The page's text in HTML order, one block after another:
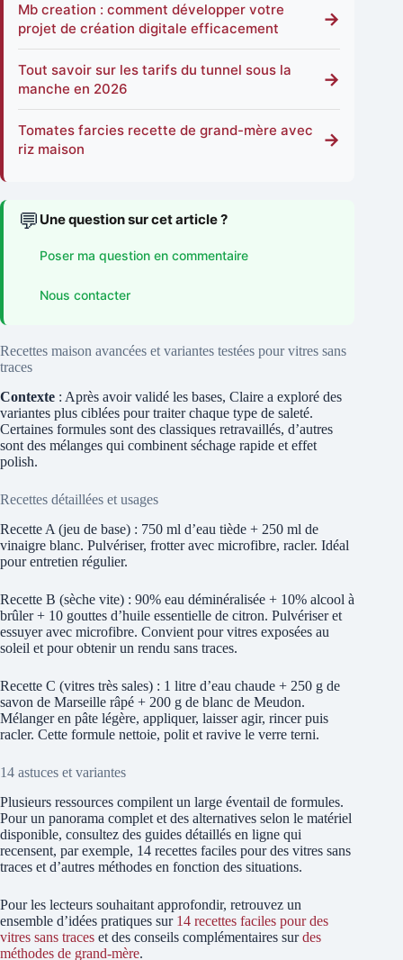
Mb creation : comment développer votre
projet de création digitale efficacement
→
Tout savoir sur les tarifs du tunnel sous la
manche en 2026
→
Tomates farcies recette de grand-mère avec
riz maison
→
💬 Une question sur cet article ?
Poser ma question en commentaire
Nous contacter
Recettes maison avancées et variantes testées pour vitres sans
traces
Contexte : Après avoir validé les bases, Claire a exploré des
variantes plus ciblées pour traiter chaque type de saleté.
Certaines formules sont des classiques retravaillés, d’autres
sont des mélanges qui combinent séchage rapide et effet
polish.
Recettes détaillées et usages
Recette A (jeu de base) : 750 ml d’eau tiède + 250 ml de
vinaigre blanc. Pulvériser, frotter avec microfibre, racler. Idéal
pour entretien régulier.
Recette B (sèche vite) : 90% eau déminéralisée + 10% alcool à
brûler + 10 gouttes d’huile essentielle de citron. Pulvériser et
essuyer avec microfibre. Convient pour vitres exposées au
soleil et pour obtenir un rendu sans traces.
Recette C (vitres très sales) : 1 litre d’eau chaude + 250 g de
savon de Marseille râpé + 200 g de blanc de Meudon.
Mélanger en pâte légère, appliquer, laisser agir, rincer puis
racler. Cette formule nettoie, polit et ravive le verre terni.
14 astuces et variantes
Plusieurs ressources compilent un large éventail de formules.
Pour un panorama complet et des alternatives selon le matériel
disponible, consultez des guides détaillés en ligne qui
recensent, par exemple, 14 recettes faciles pour des vitres sans
traces et d’autres méthodes en fonction des situations.
Pour les lecteurs souhaitant approfondir, retrouvez un
ensemble d’idées pratiques sur 14 recettes faciles pour des
vitres sans traces et des conseils complémentaires surdes
méthodes de grand-mère.